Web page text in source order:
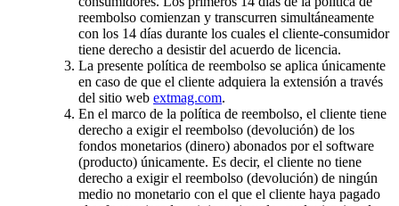
reembolso comienzan y transcurren simultáneamente
con los 14 días durante los cuales el cliente-consumidor
tiene derecho a desistir del acuerdo de licencia.
La presente política de reembolso se aplica únicamente
en caso de que el cliente adquiera la extensión a través
del sitio web extmag.com.
En el marco de la política de reembolso, el cliente tiene
derecho a exigir el reembolso (devolución) de los
fondos monetarios (dinero) abonados por el software
(producto) únicamente. Es decir, el cliente no tiene
derecho a exigir el reembolso (devolución) de ningún
medio no monetario con el que el cliente haya pagado